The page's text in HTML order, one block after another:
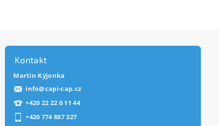
Kontakt
Martin Kýjonka
info@capi-cap.cz
+420 22 22 0 11 44
+420 774 887 327